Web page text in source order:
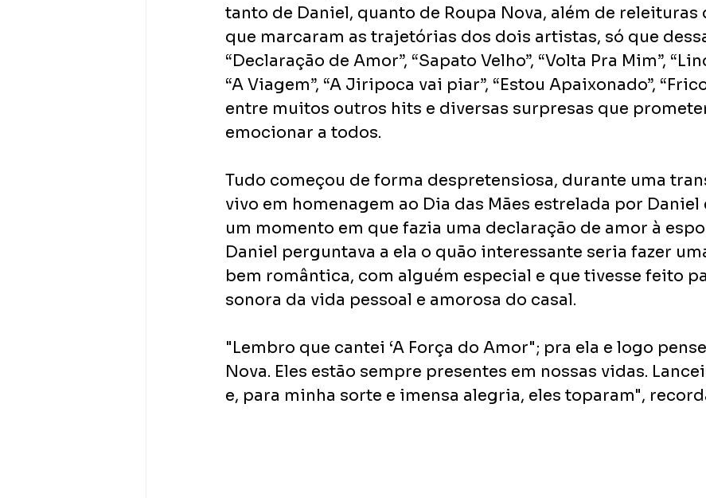
tanto de Daniel, quanto de Roupa Nova, além de releituras
que marcaram as trajetórias dos dois artistas, só que
“Declaração de Amor”, “Sapato Velho”, “Volta Pra Mim”,
“A Viagem”, “A Jiripoca vai piar”, “Estou Apaixonado”,
entre muitos outros hits e diversas surpresas que
emocionar​ a todos.
Tudo começou de forma despretensiosa, durante uma
vivo em homenagem ao Dia das Mães estrelada por Daniel
um momento em que fazia uma declaração de amor à
Daniel perguntava a ela o quão interessante seria fazer
bem romântica, com alguém especial e que tivesse feito
sonora da vida pessoal e amorosa do casal.
​"Lembro que cantei ‘A Força do Amor​"; pra ela e logo
Nova. Eles estão sempre presentes em nossas vidas.
e, para minha sorte e imensa alegria, eles toparam​",